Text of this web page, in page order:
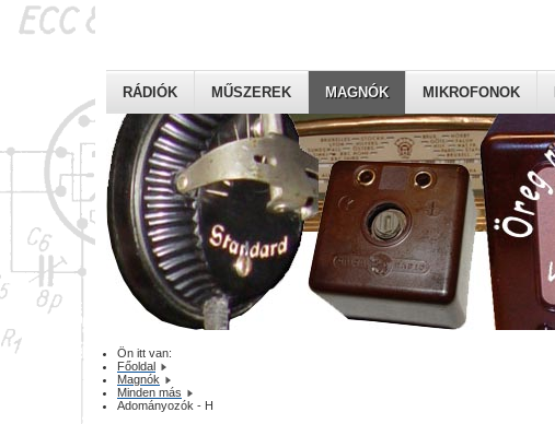
RÁDIÓK MŰSZEREK MAGNÓK MIKROFONOK
Ön itt van:
Főoldal
Magnók
Minden más
Adományozók - H